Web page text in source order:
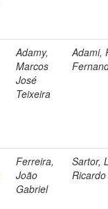
Adamy,
Marcos
José
Teixeira
Adami,
Ferreira,
João
Gabriel
Sartor,
Ricardo